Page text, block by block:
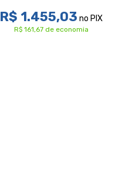
R$ 1.455,03 no PIX
R$ 161,67 de economia